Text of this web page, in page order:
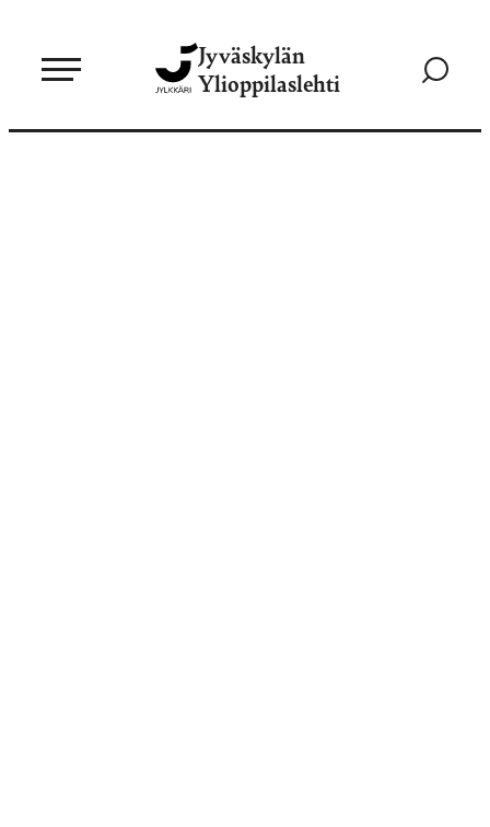
sisältöön
Jyväskylän
Ylioppilaslehti
Siirry